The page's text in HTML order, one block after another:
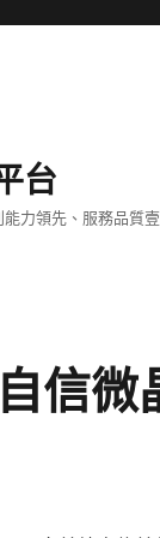
台
力領先、服務品質
信